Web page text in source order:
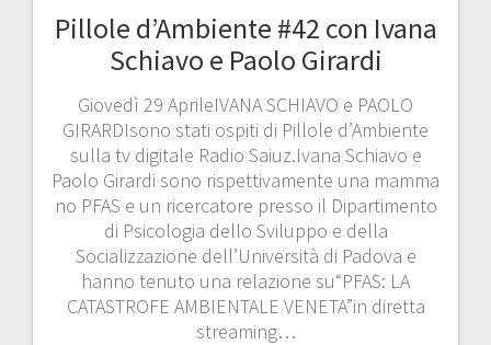
Pillole d’Ambiente #42 con Ivana
Schiavo e Paolo Girardi
Giovedì 29 AprileIVANA SCHIAVO e PAOLO
GIRARDIsono stati ospiti di Pillole d’Ambiente
sulla tv digitale Radio Saiuz.Ivana Schiavo e
Paolo Girardi sono rispettivamente una mamma
no PFAS e un ricercatore presso il Dipartimento
di Psicologia dello Sviluppo e della
Socializzazione dell’Università di Padova e
hanno tenuto una relazione su“PFAS: LA
CATASTROFE AMBIENTALE VENETA”in diretta
streaming…